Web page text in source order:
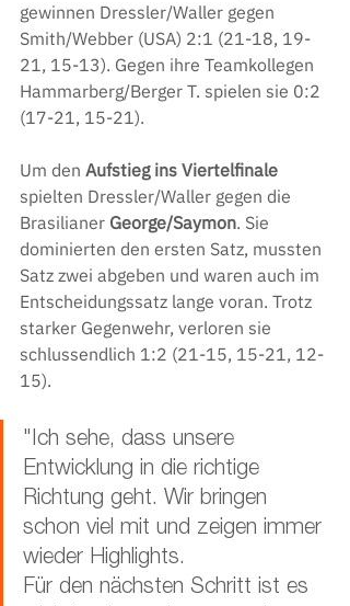
gewinnen Dressler/Waller gegen
Smith/Webber (USA) 2:1 (21-18, 19-
21, 15-13). Gegen ihre Teamkollegen
Hammarberg/Berger T. spielen sie 0:2
(17-21, 15-21).
Um den Aufstieg ins Viertelfinale
spielten Dressler/Waller gegen die
Brasilianer George/Saymon. Sie
dominierten den ersten Satz, mussten
Satz zwei abgeben und waren auch im
Entscheidungssatz lange voran. Trotz
starker Gegenwehr, verloren sie
schlussendlich 1:2 (21-15, 15-21, 12-
15).
"Ich sehe, dass unsere
Entwicklung in die richtige
Richtung geht. Wir bringen
schon viel mit und zeigen immer
wieder Highlights.
Für den nächsten Schritt ist es